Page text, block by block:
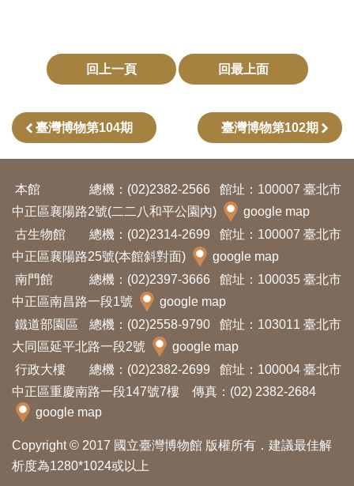
Ba
sa
on
esi
a
Việ
t
回上一頁 回最上面
臺灣博物第104期 臺灣博物第102期
本館 總機：(02)2382-2566
館址：100007 臺北市
中正區襄陽路2號(二二八和平公園內)
google map
古生物館
總機：(02)2314-2699
館址：100007 臺北市
中正區襄陽路25號(本館斜對面)
google map
南門館
總機：(02)2397-3666
館址：100035 臺北市
中正區南昌路一段1號
google map
鐵道部園區
總機：(02)2558-9790
館址：103011 臺北市
大同區延平北路一段2號
google map
行政大樓
總機：(02)2382-2699
館址：100004 臺北市
中正區重慶南路一段147號7樓 傳真：(02) 2382-2684
google map
Copyright © 2017 國立臺灣博物館 版權所有．建議最佳解
析度為1280*1024或以上